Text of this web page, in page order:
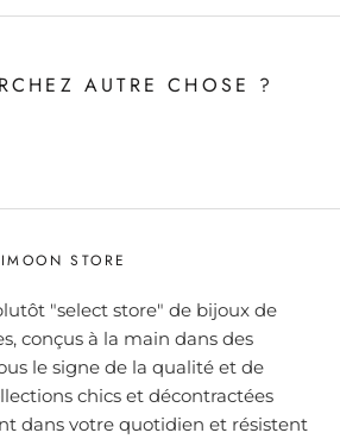
AUTRE CHOSE ?
STORE
"select store" de bijoux de
conçus à la main dans des
le signe de la qualité et de
chics et décontractées
dans votre quotidien et résistent